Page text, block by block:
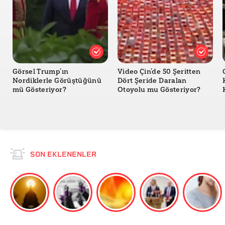
Görsel Trump’ın
Nordiklerle Görüştüğünü
mü Gösteriyor?
Video Çin’de 50 Şeritten
Dört Şeride Daralan
Otoyolu mu Gösteriyor?
SON EKLENENLER